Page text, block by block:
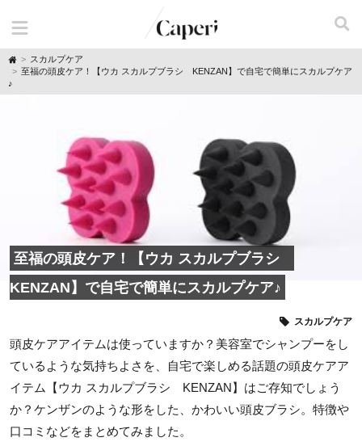
H
o
e
スカルプケア
至福の頭皮ケア！【ウカ スカルプブラシ KENZAN】で自宅で簡単にスカルプケア
♪
至福の頭皮ケア！【ウカ スカルプブラシ
KENZAN】で自宅で簡単にスカルプケア♪
スカルプケア
頭皮ケアアイテムは使っていますか？美容室でシャンプーをし
ているような気持ちよさを、自宅で楽しめる話題の頭皮ケアア
イテム【ウカ スカルプブラシ KENZAN】はご存知でしょう
か？ケンザンのような形をした、かわいい頭皮ブラシ。特徴や
口コミなどをまとめてみました。